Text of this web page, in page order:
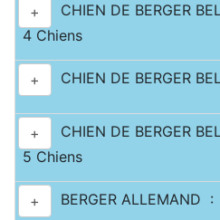
+
CHIEN DE BERGER
4 Chiens
+ CHIEN DE BERGER
+
CHIEN DE BERGER
5 Chiens
+ BERGER ALLEMAND